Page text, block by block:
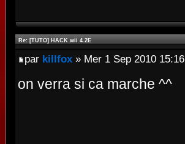
Re: [TUTO] HACK wii 4.2E
par killfox » Mer 1 Sep 2010 15:16
on verra si ca marche ^^